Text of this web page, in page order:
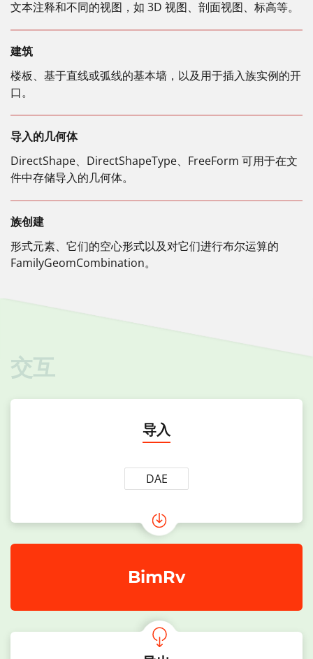
文本注释和不同的视图，如 3D 视图、剖面视图、标高等。
建筑
楼板、基于直线或弧线的基本墙，以及用于插入族实例的开
口。
导入的几何体
DirectShape、DirectShapeType、FreeForm 可用于在文
件中存储导入的几何体。
族创建
形式元素、它们的空心形式以及对它们进行布尔运算的
FamilyGeomCombination。
交互
导入
DAE
BimRv